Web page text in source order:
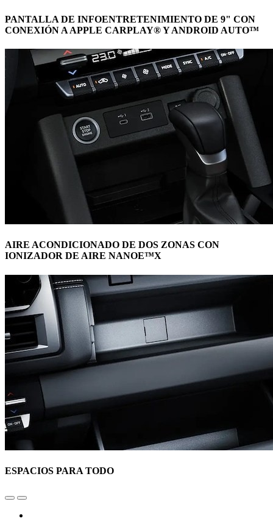
PANTALLA DE INFOENTRETENIMIENTO DE 9" CON
CONEXIÓN A APPLE CARPLAY® Y ANDROID AUTO™
AIRE ACONDICIONADO DE DOS ZONAS CON
IONIZADOR DE AIRE NANOE™X
ESPACIOS PARA TODO